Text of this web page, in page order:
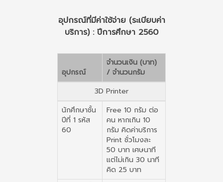
อุปกรณ์ที่มีค่าใช้จ่าย (ระเบียบค่า
บริการ) : ปีการศึกษา 2560
อุปกรณ์
จำนวนเงิน (บาท)
/ จำนวนกรัม
3D Printer
นักศึกษาชั้น
ปีที่ 1 รหัส
60
Free 10 กรัม ต่อ
คน หากเกิน 10
กรัม คิดค่าบริการ
Print ชั่วโมงละ
50 บาท เศษนาที
แต่ไม่เกิน 30 นาที
คิด 25 บาท